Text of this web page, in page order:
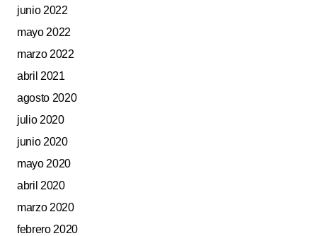
junio 2022
mayo 2022
marzo 2022
abril 2021
agosto 2020
julio 2020
junio 2020
mayo 2020
abril 2020
marzo 2020
febrero 2020